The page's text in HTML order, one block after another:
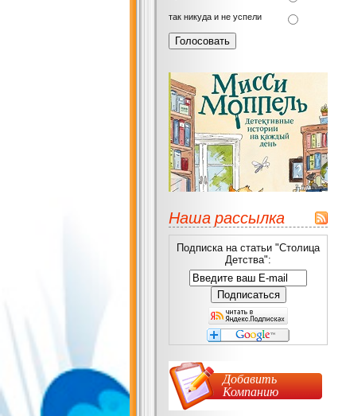
так никуда и не успели
Наша рассылка
Подписка на статьи "Столица
Детства":
Добавить
Компанию